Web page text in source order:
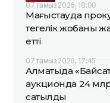
07 тамыз 2026, 18:00
Маңғыстауда
теңгелік жобаның
етті
07 тамыз 2026, 17:45
Алматыда
аукционда 24
сатылды